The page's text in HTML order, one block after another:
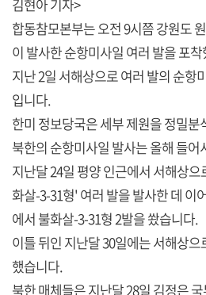
김현아 기자>
합동참모본부는 오전 9시쯤 강원도
이 발사한 순항미사일 여러 발을 포
지난 2일 서해상으로 여러 발의 순항
입니다.
한미 정보당국은 세부 제원을 정밀분
북한의 순항미사일 발사는 올해 들어
지난달 24일 평양 인근에서 서해상
화살-3-31형' 여러 발을 발사한 데 이
에서 불화살-3-31형 2발을 쐈습니다.
이틀 뒤인 지난달 30일에는 서해상
했습니다.
북한 매체들은 지난달 28일 김정은